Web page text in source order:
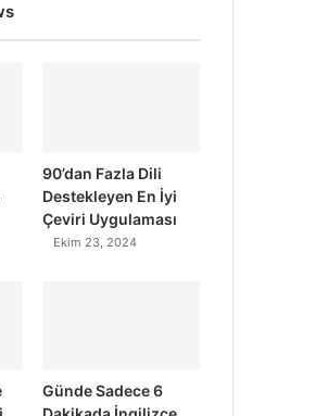
90’dan Fazla Dili
Destekleyen En İyi
Çeviri Uygulaması
Ekim 23, 2024
Günde Sadece 6